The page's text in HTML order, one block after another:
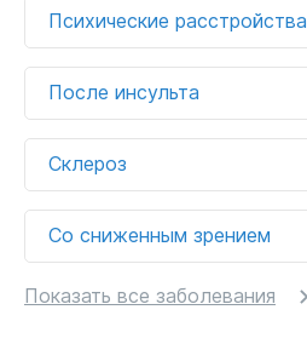
Психические расстройства
После инсульта
Склероз
Со сниженным зрением
Показать все заболевания